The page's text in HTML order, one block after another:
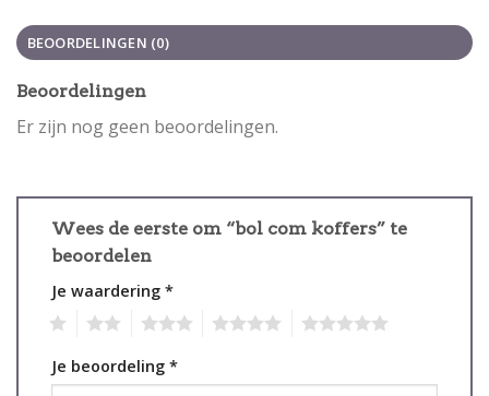
BEOORDELINGEN (0)
Beoordelingen
Er zijn nog geen beoordelingen.
Wees de eerste om “bol com koffers” te
beoordelen
Je waardering *
Je beoordeling *